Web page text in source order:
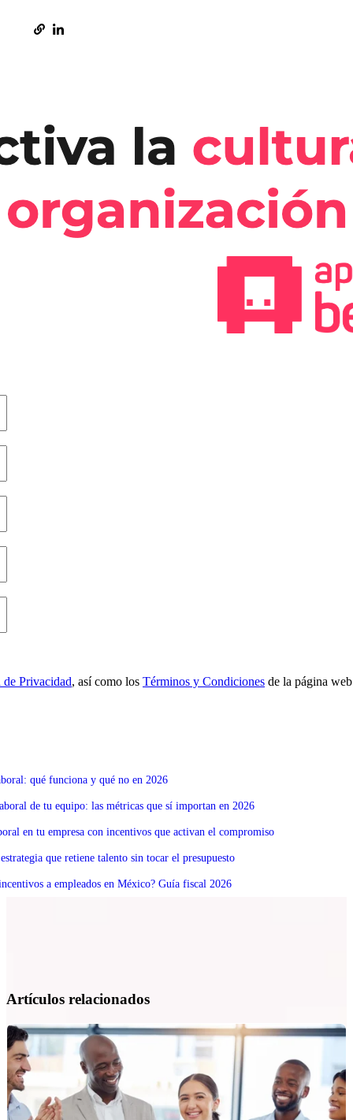
de Privacidad, así como los Términos y Condiciones de la página
qué funciona y qué no en 2026
de tu equipo: las métricas que sí importan en 2026
en tu empresa con incentivos que activan el compromiso
que retiene talento sin tocar el presupuesto
a empleados en México? Guía fiscal 2026
Artículos relacionados